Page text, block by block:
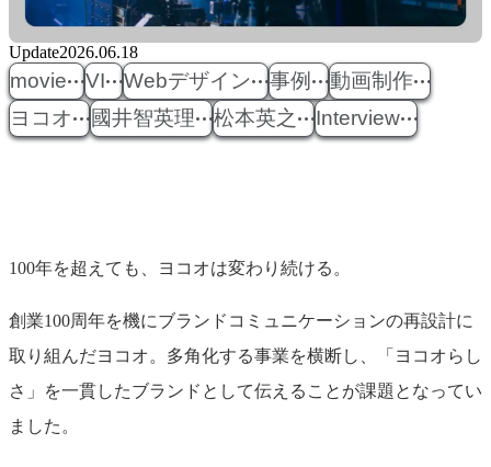
Update2026.06.18
movie VI Webデザイン 事例
動画制作
ヨコオ
國井智英理 松本英之 Interview
100年を超えても、ヨコオは変わり続ける。
創業100周年を機にブランドコミュニケーションの再設計に
取り組んだヨコオ。多角化する事業を横断し、「ヨコオらし
さ」を一貫したブランドとして伝えることが課題となってい
ました。